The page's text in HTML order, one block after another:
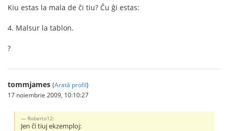
Kiu estas la mala de ĉi tiu? Ĉu ĝi estas:
4. Malsur la tablon.
?
tommjames (Arată profil)
17 noiembrie 2009, 10:10:27
Roberto12:
Jen ĉi tiuj ekzemploj: